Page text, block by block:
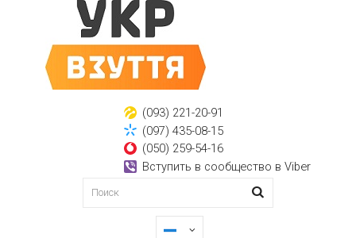
(093) 221-20-91
(097) 435-08-15
(050) 259-54-16
Вступить в сообщество в Viber